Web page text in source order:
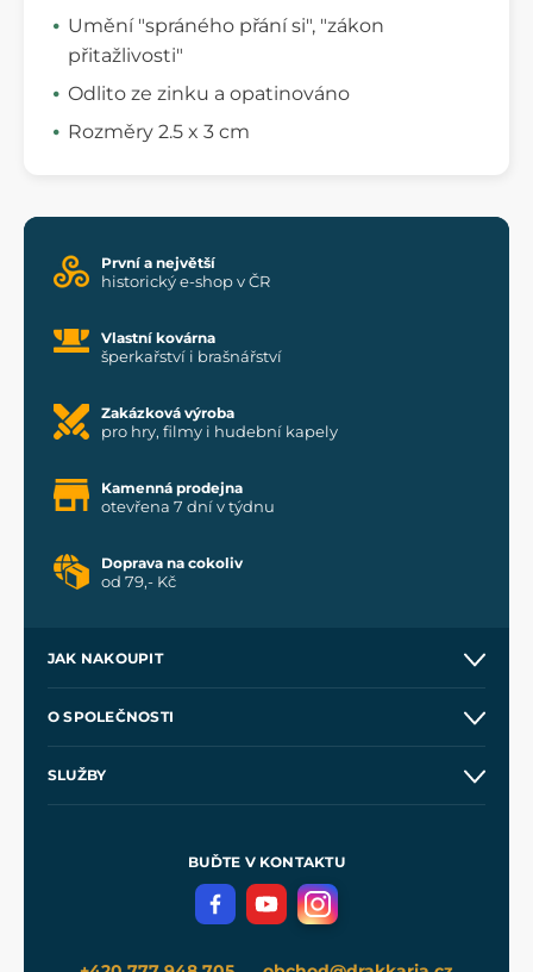
Umění "spráného přání si", "zákon
přitažlivosti"
Odlito ze zinku a opatinováno
Rozměry 2.5 x 3 cm
První a největší
historický e-shop v ČR
Vlastní kovárna
šperkařství i brašnářství
Zakázková výroba
pro hry, filmy i hudební kapely
Kamenná prodejna
otevřena 7 dní v týdnu
Doprava na cokoliv
od 79,- Kč
JAK NAKOUPIT
Velkoobchod
O SPOLEČNOSTI
SLUŽBY
Meče pro Kingdom Come
BUĎTE V KONTAKTU